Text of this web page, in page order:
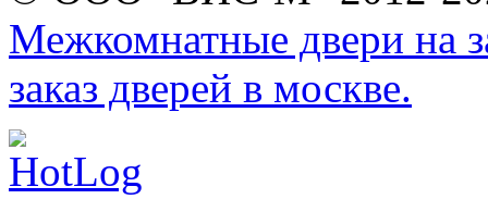
Межкомнатные двери на
заказ дверей в москве.